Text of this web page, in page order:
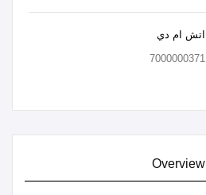
اتش ام دي
7000000371
Overview